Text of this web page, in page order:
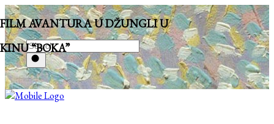
FILM AVANTURA U DŽUNGLI U
KINU “BOKA”